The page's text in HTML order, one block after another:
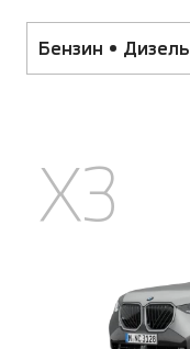
Бензин • Дизель
X3